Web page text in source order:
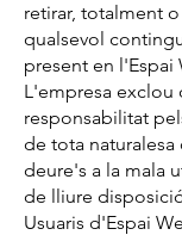
retirar, totalment
qualsevol
present en l'Espai
L'empresa exclou
responsabilitat
de tota
deure's a la mala
de lliure
Usuaris d'Espai